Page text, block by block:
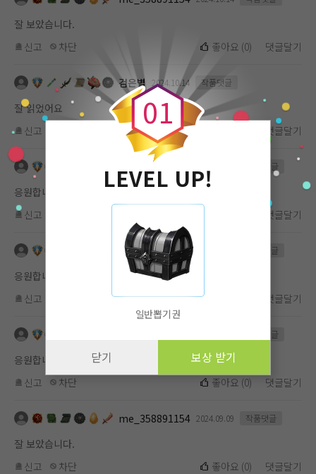
잘 보았습니다.
신고
차단 좋아요 (0) 댓글달기
검은별 2024.10.14 작품댓글
잘 읽었어요
신고
댓글달기
작품댓글
응원합니다.
신고
댓글달기
me_1101619112 작품댓글
응원합니다.
신고
댓글달기
작품댓글
응원합니다.
신고
차단 좋아요 (0) 댓글달기
me_358891154 2024.09.09 작품댓글
잘 보았습니다.
신고
차단 좋아요 (0) 댓글달기
0
0
1
LEVEL UP!
일반뽑기권
닫기 보상 받기